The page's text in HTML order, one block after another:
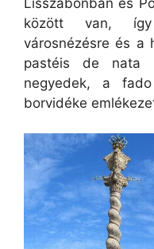
között van,
városnézésre és a
pastéis de nata
negyedek, a
borvidéke